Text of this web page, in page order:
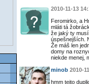
2010-11-13
Feromirko, a
mláti tá
že jaký ty
úspešnejších.
Že máš len
domy na
niekde menej,
minob 2010-
hmm tejto